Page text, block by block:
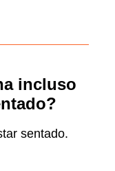
incluso
sentado.